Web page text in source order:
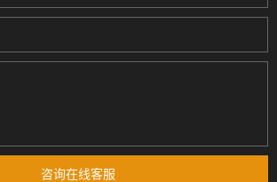
咨询在线客服